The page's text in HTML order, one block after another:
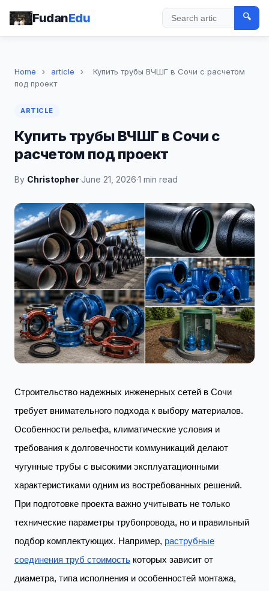
FudanEdu Search
🔍
Home › article ›
Купить трубы ВЧШГ в Сочи с расчетом
под проект
ARTICLE
Купить трубы ВЧШГ в Сочи с
расчетом под проект
By Christopher·June 21, 2026·1 min read
Строительство надежных инженерных сетей в Сочи
требует внимательного подхода к выбору материалов.
Особенности рельефа, климатические условия и
требования к долговечности коммуникаций делают
чугунные трубы с высокими эксплуатационными
характеристиками одним из востребованных решений.
При подготовке проекта важно учитывать не только
технические параметры трубопровода, но и правильный
подбор комплектующих. Например, раструбные
соединения труб стоимость которых зависит от
диаметра, типа исполнения и особенностей монтажа,